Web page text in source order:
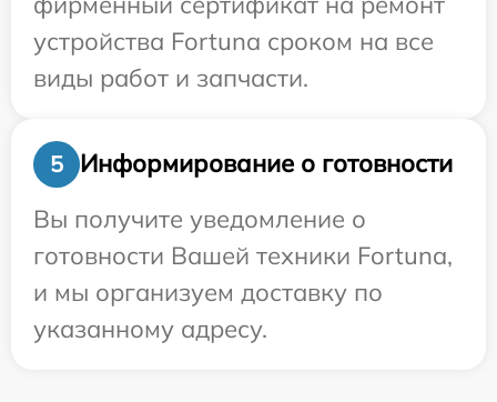
устройства Fortuna сроком на все
виды работ и запчасти.
5
Информирование о готовности
Вы получите уведомление о
готовности Вашей техники Fortuna,
и мы организуем доставку по
указанному адресу.